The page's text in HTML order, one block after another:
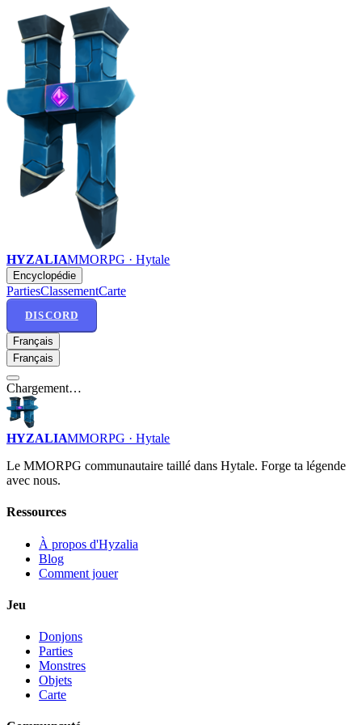
HYZALIAMMORPG · Hytale
Encyclopédie
PartiesClassementCarte
DISCORD
Français
Français
Chargement…
HYZALIAMMORPG · Hytale
Le MMORPG communautaire taillé dans Hytale. Forge ta légende
avec nous.
Ressources
À propos d'Hyzalia
Blog
Comment jouer
Jeu
Donjons
Parties
Monstres
Objets
Carte